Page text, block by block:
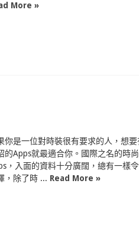
More »
你是一位對時裝很有要求的人，想
的Apps就最適合你。國際之名的時
，入面的資料十分廣闊，總有一樣
，除了時 ... Read More »